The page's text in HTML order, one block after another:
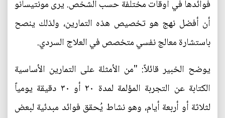
فوائدها في أوقات مختلفة حسب الشخص. يرى مونتيسانو
أن أفضل نهج هو تخصيص هذه التمارين، ولذلك ينصح
باستشارة معالج نفسي متخصص في العلاج السردي.
يوضح الخبير قائلاً: "من الأمثلة على التمارين الأساسية
الكتابة عن التجربة المؤلمة لمدة ٢٠ أو ٣٠ دقيقة يومياً
لثلاثة أو أربعة أيام، وهو نشاط يُحقق فوائد مبدئية لبعض